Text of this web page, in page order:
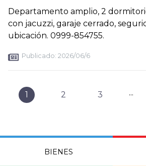
Departamento amplio, 2
con jacuzzi, garaje cerrado,
ubicación. 0999-854755.
Publicado: 2026/06/6
1 2 3 ...
BIENES